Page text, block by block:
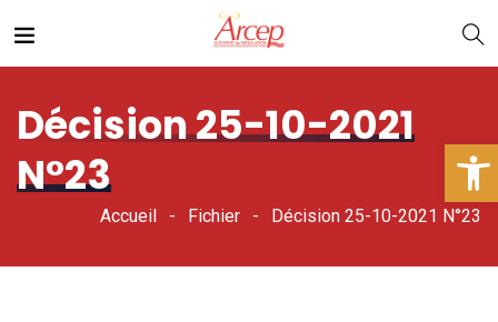
Décision 25-10-2021
N°23
Accueil Fichier Décision 25-10-2021 N°23